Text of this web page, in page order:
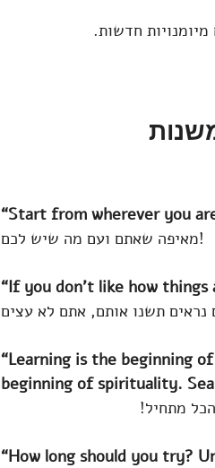
חדשות.
“Start from wherever you
מאיפה שאתם ועם מה שיש לכם!
“If you don’t like how
“Learning is the beginning
beginning of spirituality.
מתחיל!
“How long should you try?